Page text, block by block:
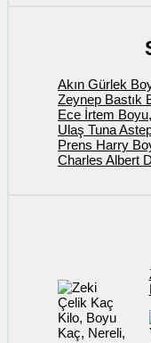
Akın Gürlek
Zeynep Bastık
Ece İrtem
Ulaş Tuna
Prens Harry
Charles Albert